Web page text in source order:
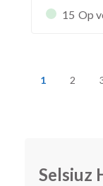
15 Op
1 2
Selsiuz